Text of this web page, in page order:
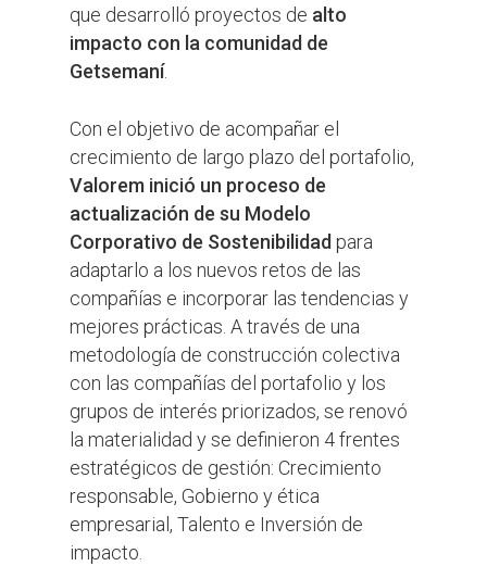
que desarrolló proyectos de alto
impacto con la comunidad de
Getsemaní.
Con el objetivo de acompañar el
crecimiento de largo plazo del portafolio,
Valorem inició un proceso de
actualización de su Modelo
Corporativo de Sostenibilidad para
adaptarlo a los nuevos retos de las
compañías e incorporar las tendencias y
mejores prácticas. A través de una
metodología de construcción colectiva
con las compañías del portafolio y los
grupos de interés priorizados, se renovó
la materialidad y se definieron 4 frentes
estratégicos de gestión: Crecimiento
responsable, Gobierno y ética
empresarial, Talento e Inversión de
impacto.